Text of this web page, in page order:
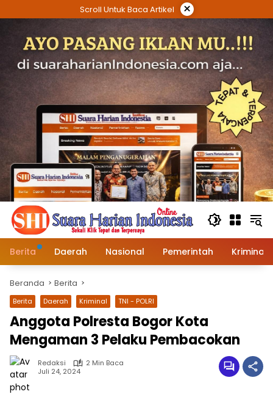
ke
Scroll Untuk Baca Artikel ×
Berita Daerah Nasional Pemerintah Kriminal
Beranda Berita
Berita Daerah Kriminal TNI - POLRI
Anggota Polresta Bogor Kota
Mengaman 3 Pelaku Pembacokan
Redaksi
2 Min Baca
Juli 24, 2024